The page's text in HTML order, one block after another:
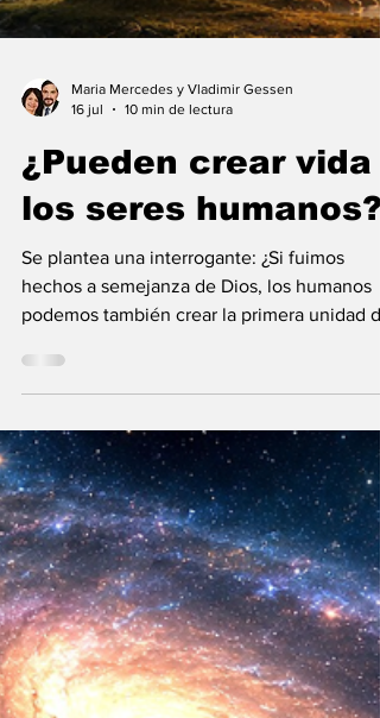
16 jul
10 min de lectura
¿Pueden crear vida
los seres humanos?
Se plantea una interrogante: ¿Si fuimos
la existencia?... “SpudCell”, una célula
sintética desarrollada en laboratorio abre
nueva era científica que desafía nuestras
ideas sobre la creación... ¿Podemos crear
biológica? Durante siglos creímos que la
mayor aspiración de la inteligencia humana
consistía en comprender la vida. Hoy
comienza a aparecer una posibilidad todavía
más desconcer